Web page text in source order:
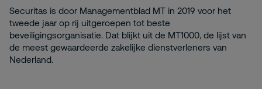
Securitas is door Managementblad MT in 2019 voor het
tweede jaar op rij uitgeroepen tot beste
beveiligingsorganisatie. Dat blijkt uit de MT1000, de lijst van
de meest gewaardeerde zakelijke dienstverleners van
Nederland.